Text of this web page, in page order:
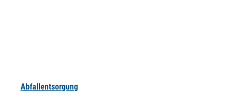
Abfallentsorgung